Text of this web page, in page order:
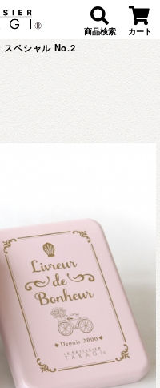
商品検索 カート
スペシャル No.2